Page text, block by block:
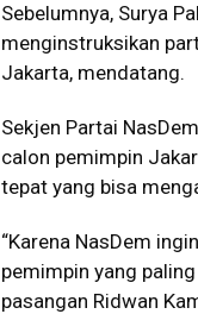
Sebelumnya, Surya
menginstruksikan
Jakarta, mendatang.
Sekjen Partai
calon pemimpin
tepat yang bisa
“Karena NasDem
pemimpin yang
pasangan Ridwan